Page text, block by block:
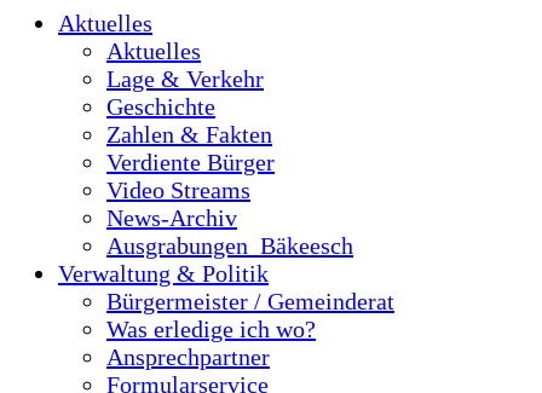
Aktuelles
Aktuelles
Lage & Verkehr
Geschichte
Zahlen & Fakten
Verdiente Bürger
Video Streams
News-Archiv
Ausgrabungen_Bäkeesch
Verwaltung & Politik
Bürgermeister / Gemeinderat
Was erledige ich wo?
Ansprechpartner
Formularservice